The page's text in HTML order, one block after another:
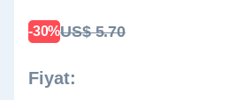
-30%US$ 5.70
Fiyat: